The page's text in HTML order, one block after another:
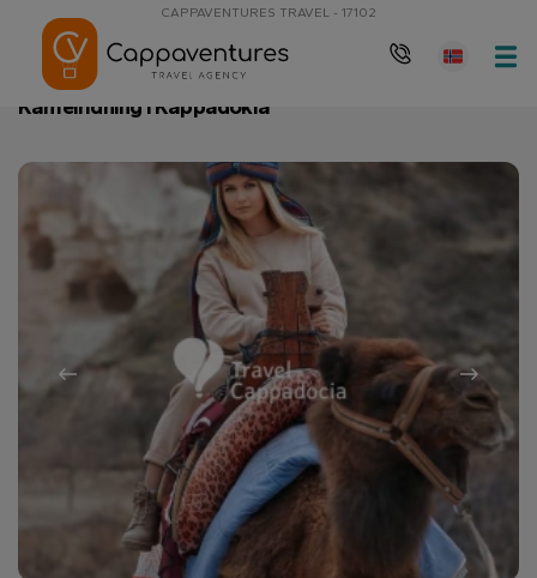
CAPPAVENTURES TRAVEL - 17102
Hovedside
Kamelridning i Kappadokia